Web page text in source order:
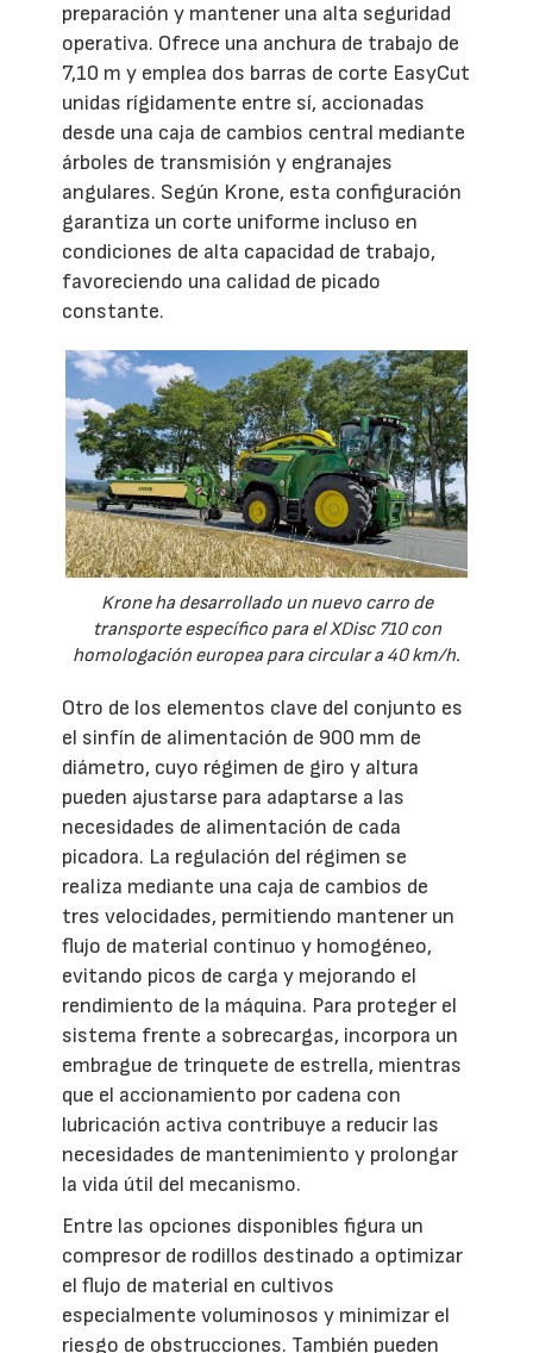
preparación y mantener una alta seguridad
operativa. Ofrece una anchura de trabajo de
7,10 m y emplea dos barras de corte EasyCut
unidas rígidamente entre sí, accionadas
desde una caja de cambios central mediante
árboles de transmisión y engranajes
angulares. Según Krone, esta configuración
garantiza un corte uniforme incluso en
condiciones de alta capacidad de trabajo,
favoreciendo una calidad de picado
constante.
Krone ha desarrollado un nuevo carro de
transporte específico para el XDisc 710 con
homologación europea para circular a 40 km/h.
Otro de los elementos clave del conjunto es
el sinfín de alimentación de 900 mm de
diámetro, cuyo régimen de giro y altura
pueden ajustarse para adaptarse a las
necesidades de alimentación de cada
picadora. La regulación del régimen se
realiza mediante una caja de cambios de
tres velocidades, permitiendo mantener un
flujo de material continuo y homogéneo,
evitando picos de carga y mejorando el
rendimiento de la máquina. Para proteger el
sistema frente a sobrecargas, incorpora un
embrague de trinquete de estrella, mientras
que el accionamiento por cadena con
lubricación activa contribuye a reducir las
necesidades de mantenimiento y prolongar
la vida útil del mecanismo.
Entre las opciones disponibles figura un
compresor de rodillos destinado a optimizar
el flujo de material en cultivos
especialmente voluminosos y minimizar el
riesgo de obstrucciones. También pueden